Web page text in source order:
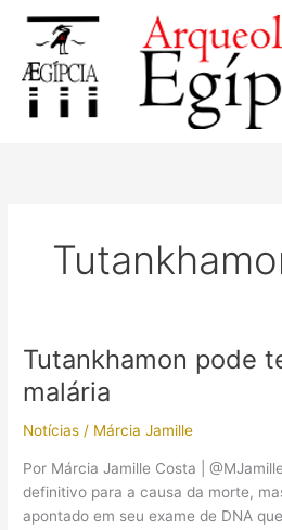
conteúdo
Tutankhamon pode
malária
Notícias / Márcia Jamille
Por Márcia Jamille Costa |
definitivo para a causa da morte,
apontado em seu exame de DNA